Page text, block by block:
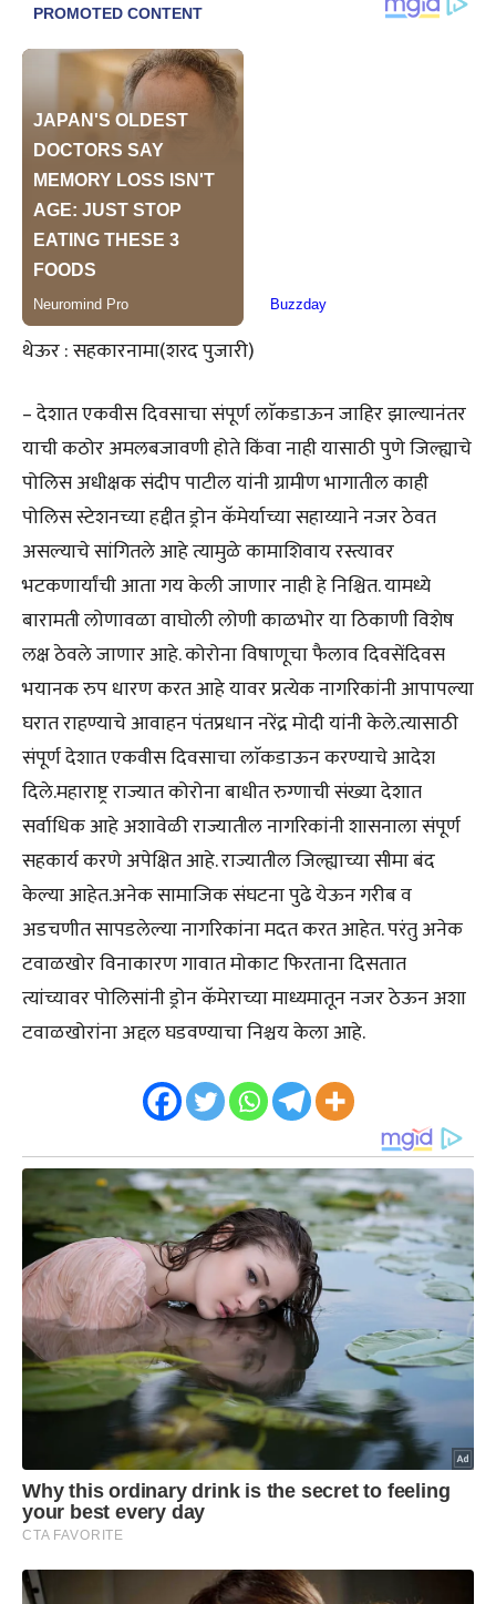
थेऊर : सहकारनामा(शरद पुजारी)
– देशात एकवीस दिवसाचा संपूर्ण लाॅकडाऊन जाहिर झाल्यानंतर
याची कठोर अमलबजावणी होते किंवा नाही यासाठी पुणे जिल्ह्याचे
पोलिस अधीक्षक संदीप पाटील यांनी ग्रामीण भागातील काही
पोलिस स्टेशनच्या हद्दीत ड्रोन कॅमेर्याच्या सहाय्याने नजर ठेवत
असल्याचे सांगितले आहे त्यामुळे कामाशिवाय रस्त्यावर
भटकणार्यांची आता गय केली जाणार नाही हे निश्चित. यामध्ये
बारामती लोणावळा वाघोली लोणी काळभोर या ठिकाणी विशेष
लक्ष ठेवले जाणार आहे. कोरोना विषाणूचा फैलाव दिवसेंदिवस
भयानक रुप धारण करत आहे यावर प्रत्येक नागरिकांनी आपापल्या
घरात राहण्याचे आवाहन पंतप्रधान नरेंद्र मोदी यांनी केले.त्यासाठी
संपूर्ण देशात एकवीस दिवसाचा लाॅकडाऊन करण्याचे आदेश
दिले.महाराष्ट्र राज्यात कोरोना बाधीत रुग्णाची संख्या देशात
सर्वाधिक आहे अशावेळी राज्यातील नागरिकांनी शासनाला संपूर्ण
सहकार्य करणे अपेक्षित आहे. राज्यातील जिल्ह्याच्या सीमा बंद
केल्या आहेत.अनेक सामाजिक संघटना पुढे येऊन गरीब व
अडचणीत सापडलेल्या नागरिकांना मदत करत आहेत. परंतु अनेक
टवाळखोर विनाकारण गावात मोकाट फिरताना दिसतात
त्यांच्यावर पोलिसांनी ड्रोन कॅमेराच्या माध्यमातून नजर ठेऊन अशा
टवाळखोरांना अद्दल घडवण्याचा निश्चय केला आहे.